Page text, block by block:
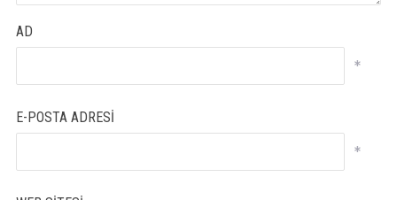
AD
*
E-POSTA ADRESI
*